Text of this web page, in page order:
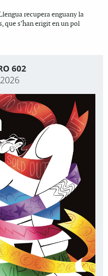
recupera enguany la
que s’han erigit en un pol
602